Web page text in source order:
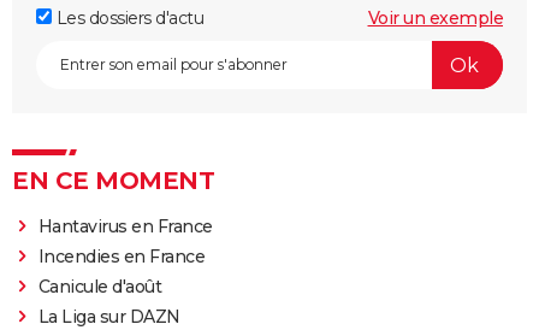
Les dossiers d'actu
Voir un exemple
EN CE MOMENT
Hantavirus en France
Incendies en France
Canicule d'août
La Liga sur DAZN